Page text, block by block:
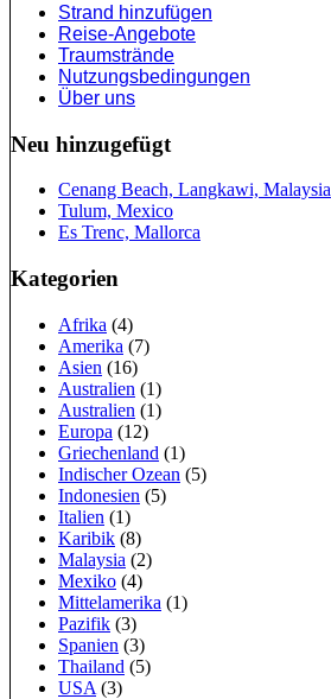
Strand hinzufügen
Reise-Angebote
Traumstrände
Nutzungsbedingungen
Über uns
Neu hinzugefügt
Cenang Beach, Langkawi, Malaysia
Tulum, Mexico
Es Trenc, Mallorca
Kategorien
Afrika (4)
Amerika (7)
Asien (16)
Australien (1)
Australien (1)
Europa (12)
Griechenland (1)
Indischer Ozean (5)
Indonesien (5)
Italien (1)
Karibik (8)
Malaysia (2)
Mexiko (4)
Mittelamerika (1)
Pazifik (3)
Spanien (3)
Thailand (5)
USA (3)